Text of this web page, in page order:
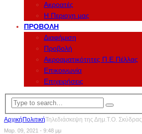
Ακροατές
Η Περιοχη μας
ΠΡΟΒΟΛΉ
Διαφήμιση
Προβολή
Ακροαματικότητες Π.Ε.Πέλλας
Επικοινωνία
Επιχειρήσεις
ΑρχικήΠολιτικήΤηλεδιάσκεψη της Δημ.Τ.Ο. Σκύδρας.
Μαρ. 09, 2021 - 9:48 μμ